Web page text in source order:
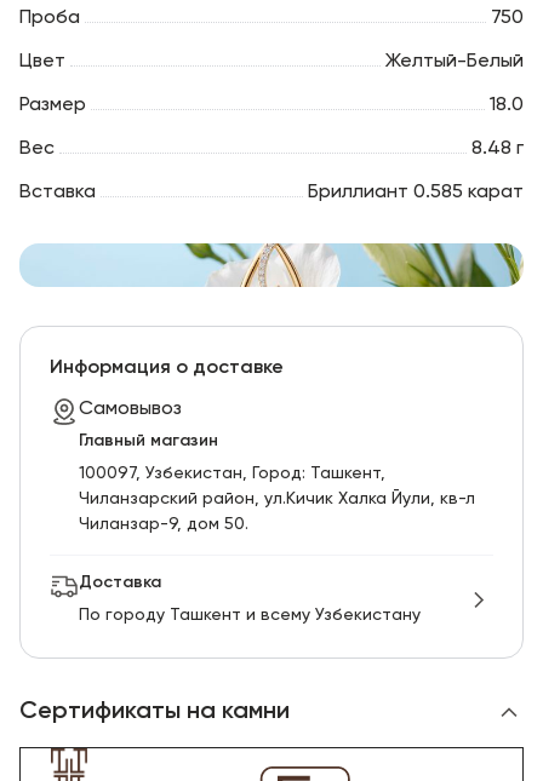
Проба 750
Цвет Желтый-Белый
Размер 18.0
Вес 8.48 г
Вставка Бриллиант 0.585 карат
Информация о доставке
Самовывоз
Главный магазин
100097, Узбекистан, Город: Ташкент,
Чиланзарский pайон, ул.Кичик Халка Йули, кв-л
Чиланзар-9, дом 50.
Доставка
По городу Ташкент и всему Узбекистану
Сертификаты на камни